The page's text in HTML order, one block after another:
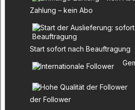
Zahlung – kein Abo
Start sofort nach Beauftragung
der Follower